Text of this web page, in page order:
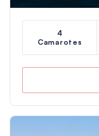
4
Camarotes